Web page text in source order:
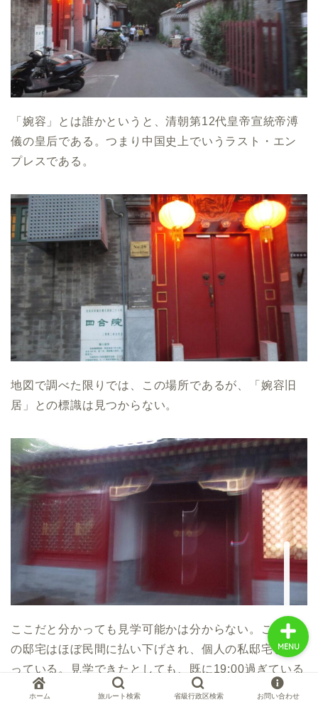
「婉容」とは誰かというと、清朝第12代皇帝宣統帝溥
儀の皇后である。つまり中国史上でいうラスト・エン
プレスである。
地図で調べた限りでは、この場所であるが、「婉容旧
居」との標識は見つからない。
ここだと分かっても見学可能かは分からない。この辺
の邸宅はほぼ民間に払い下げされ、個人の私邸宅とな
っている。見学できたとしても、既に19:00過ぎている
のでこの日は時間的に不可だ。
ホーム 旅ルート検索 省級行政区検索 お問い合わせ
MENU
中国お薦め観光地
中国の世界遺産
中国旅行の情報案内
中国麺ランキング